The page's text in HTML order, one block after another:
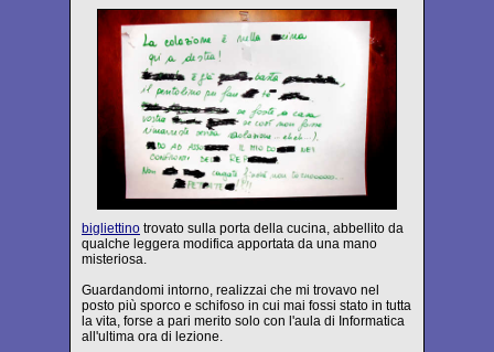
bigliettino trovato sulla porta della cucina, abbellito da
qualche leggera modifica apportata da una mano
misteriosa.
Guardandomi intorno, realizzai che mi trovavo nel
posto più sporco e schifoso in cui mai fossi stato in tutta
la vita, forse a pari merito solo con l'aula di Informatica
all'ultima ora di lezione.